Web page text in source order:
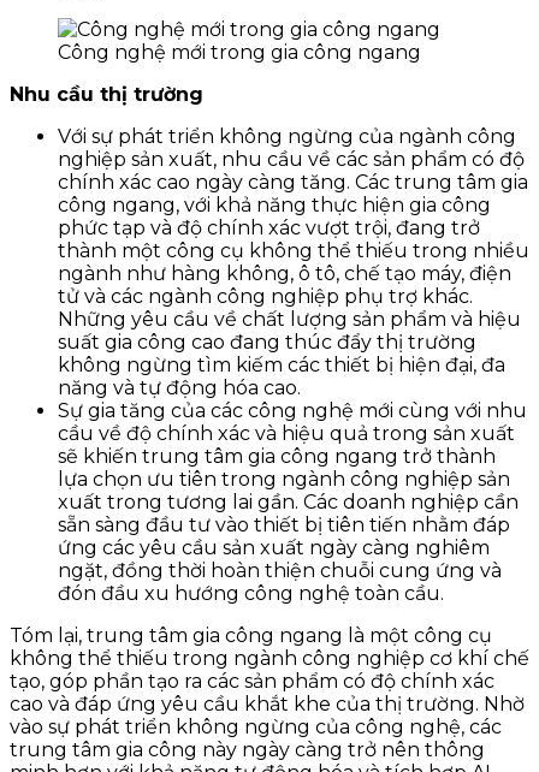
Công nghệ mới trong gia công ngang
Nhu cầu thị trường
Với sự phát triển không ngừng của ngành công
nghiệp sản xuất, nhu cầu về các sản phẩm có độ
chính xác cao ngày càng tăng. Các trung tâm gia
công ngang, với khả năng thực hiện gia công
phức tạp và độ chính xác vượt trội, đang trở
thành một công cụ không thể thiếu trong nhiều
ngành như hàng không, ô tô, chế tạo máy, điện
tử và các ngành công nghiệp phụ trợ khác.
Những yêu cầu về chất lượng sản phẩm và hiệu
suất gia công cao đang thúc đẩy thị trường
không ngừng tìm kiếm các thiết bị hiện đại, đa
năng và tự động hóa cao.
Sự gia tăng của các công nghệ mới cùng với nhu
cầu về độ chính xác và hiệu quả trong sản xuất
sẽ khiến trung tâm gia công ngang trở thành
lựa chọn ưu tiên trong ngành công nghiệp sản
xuất trong tương lai gần. Các doanh nghiệp cần
sẵn sàng đầu tư vào thiết bị tiên tiến nhằm đáp
ứng các yêu cầu sản xuất ngày càng nghiêm
ngặt, đồng thời hoàn thiện chuỗi cung ứng và
đón đầu xu hướng công nghệ toàn cầu.
Tóm lại, trung tâm gia công ngang là một công cụ
không thể thiếu trong ngành công nghiệp cơ khí chế
tạo, góp phần tạo ra các sản phẩm có độ chính xác
cao và đáp ứng yêu cầu khắt khe của thị trường. Nhờ
vào sự phát triển không ngừng của công nghệ, các
trung tâm gia công này ngày càng trở nên thông